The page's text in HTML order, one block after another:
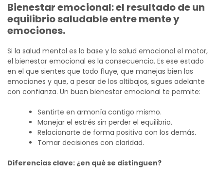
Bienestar emocional: el resultado de un
equilibrio saludable entre mente y
emociones.
Si la salud mental es la base y la salud emocional el motor,
el bienestar emocional es la consecuencia. Es ese estado
en el que sientes que todo fluye, que manejas bien las
emociones y que, a pesar de los altibajos, sigues adelante
con confianza. Un buen bienestar emocional te permite:
Sentirte en armonía contigo mismo.
Manejar el estrés sin perder el equilibrio.
Relacionarte de forma positiva con los demás.
Tomar decisiones con claridad.
Diferencias clave: ¿en qué se distinguen?